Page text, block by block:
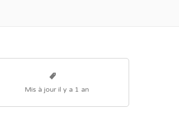
Mis à jour il y a 1 an